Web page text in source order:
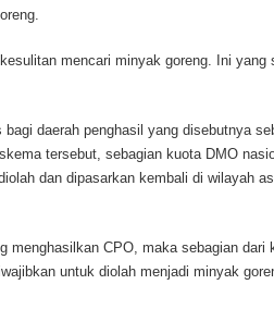
mencari minyak goreng. Ini yang
daerah penghasil yang disebutnya
tersebut, sebagian kuota DMO
dan dipasarkan kembali di wilayah
menghasilkan CPO, maka sebagian dari
untuk diolah menjadi minyak